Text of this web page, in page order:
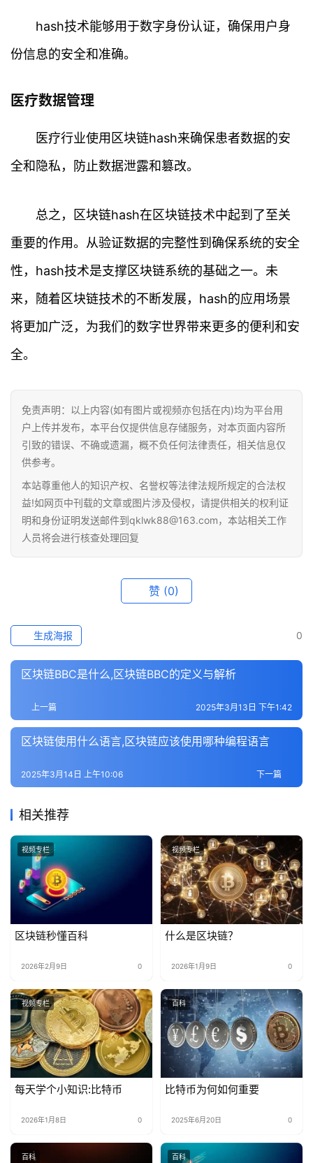
快
专
百
科
hash技术能够用于数字身份认证，确保用户身
份信息的安全和准确。
医疗数据管理
医疗行业使用区块链hash来确保患者数据的安
全和隐私，防止数据泄露和篡改。
总之，区块链hash在区块链技术中起到了至关
重要的作用。从验证数据的完整性到确保系统的安全
性，hash技术是支撑区块链系统的基础之一。未
来，随着区块链技术的不断发展，hash的应用场景
将更加广泛，为我们的数字世界带来更多的便利和安
全。
免责声明：以上内容(如有图片或视频亦包括在内)均为平台用
户上传并发布，本平台仅提供信息存储服务，对本页面内容所
引致的错误、不确或遗漏，概不负任何法律责任，相关信息仅
供参考。
本站尊重他人的知识产权、名誉权等法律法规所规定的合法权
益!如网页中刊载的文章或图片涉及侵权，请提供相关的权利证
明和身份证明发送邮件到qklwk88@163.com，本站相关工作
人员将会进行核查处理回复
赞 (0)
0
生成海报
区块链BBC是什么,区块链BBC的定义与解析
上一篇 2025年3月13日 下午1:42
区块链使用什么语言,区块链应该使用哪种编程语言
下一篇
2025年3月14日 上午10:06
相关推荐
视频专栏
区块链秒懂百科
2026年2月9日 0
视频专栏
什么是区块链？
2026年1月9日 0
视频专栏
每天学个小知识:比特币
2026年1月8日 0
百科
比特币为何如何重要
2025年6月20日 0
百科 百科